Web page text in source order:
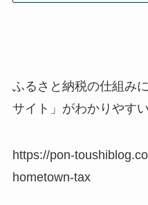
ふるさと納税の仕組み
サイト」がわかりやす
https://pon-
hometown-tax